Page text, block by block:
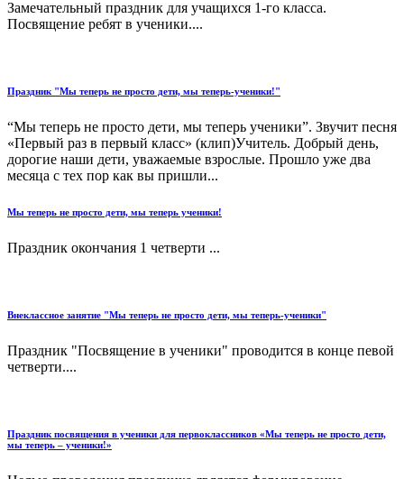
Замечательный праздник для учащихся 1-го класса.
Посвящение ребят в ученики....
Праздник "Мы теперь не просто дети, мы теперь-ученики!"
“Мы теперь не просто дети, мы теперь ученики”. Звучит песня
«Первый раз в первый класс» (клип)Учитель. Добрый день,
дорогие наши дети, уважаемые взрослые. Прошло уже два
месяца с тех пор как вы пришли...
Мы теперь не просто дети, мы теперь ученики!
Праздник окончания 1 четверти ...
Внеклассное занятие "Мы теперь не просто дети, мы теперь-ученики"
Праздник "Посвящение в ученики" проводится в конце певой
четверти....
Праздник посвящения в ученики для первоклассников «Мы теперь не просто дети,
мы теперь – ученики!»